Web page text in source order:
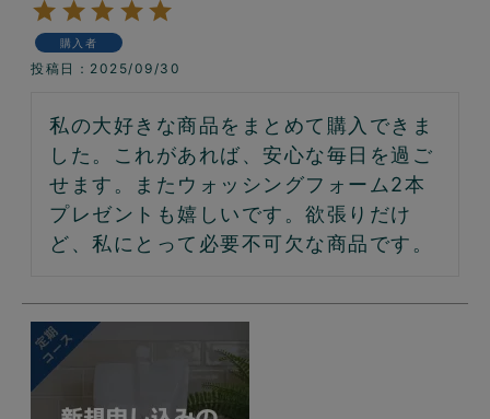
購入者
投稿日 2025/09/30
私の大好きな商品をまとめて購入できま
した。これがあれば、安心な毎日を過ご
せます。またウォッシングフォーム2本
プレゼントも嬉しいです。欲張りだけ
ど、私にとって必要不可欠な商品です。